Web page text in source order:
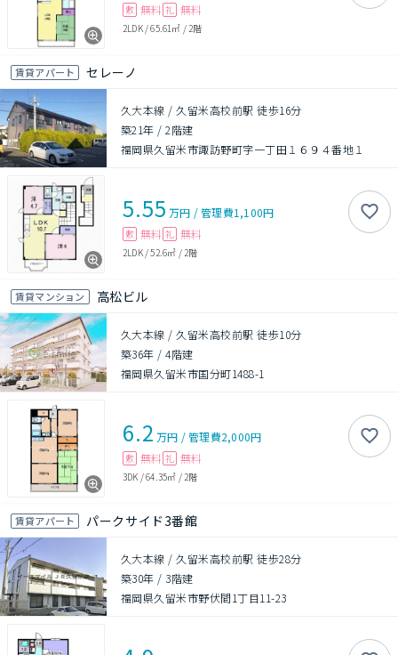
敷 無料 礼 無料
2LDK/65.61㎡ / 2階
賃貸アパート セレーノ
久大本線 / 久留米高校前駅 徒歩16分
築21年 /2階建
福岡県久留米市諏訪野町字一丁田１６９４番地１
5.55 万円 /管理費1,100円
敷 無料 礼 無料
2LDK/52.6㎡ / 2階
賃貸マンション 高松ビル
久大本線 / 久留米高校前駅 徒歩10分
築36年 /4階建
福岡県久留米市国分町1488-1
6.2 万円 /管理費2,000円
敷 無料 礼 無料
3DK /64.35㎡ / 2階
賃貸アパート パークサイド3番館
久大本線 / 久留米高校前駅 徒歩28分
築30年 / 3階建
福岡県久留米市野伏間1丁目11-23